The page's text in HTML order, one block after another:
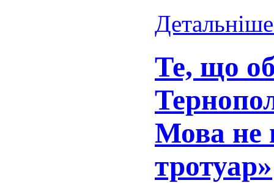
Те, що
Мова не
тротуар»